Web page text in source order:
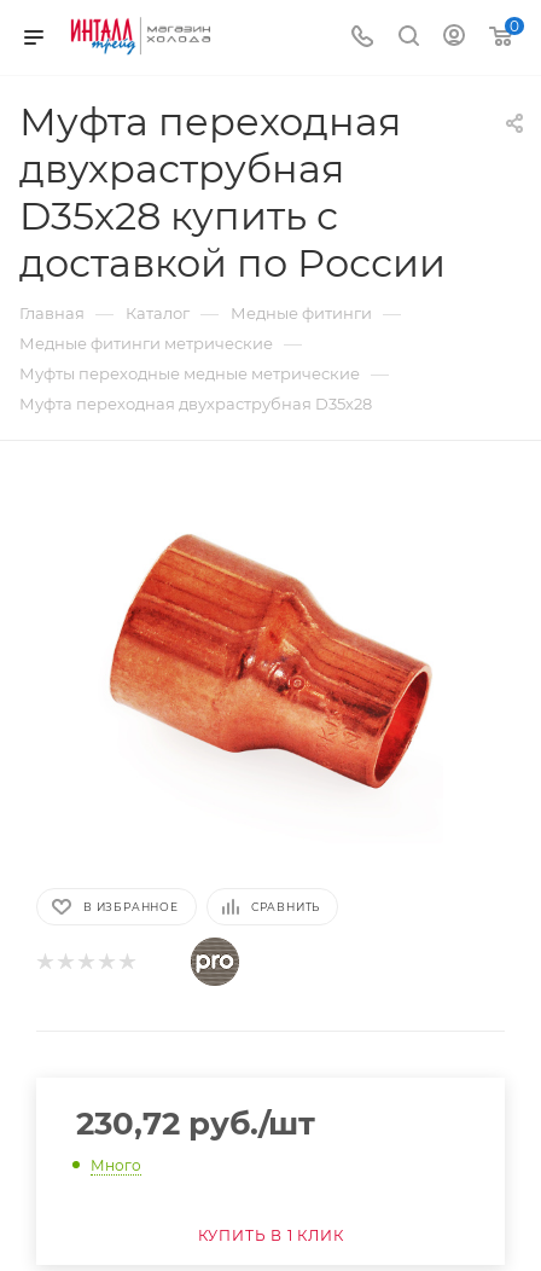
0
Муфта переходная
двухраструбная
D35х28 купить с
доставкой по России
Главная — Каталог — Медные фитинги —
Медные фитинги метрические —
Муфты переходные медные метрические —
Муфта переходная двухраструбная D35х28
В ИЗБРАННОЕ СРАВНИТЬ
230,72 руб./шт
Много
КУПИТЬ В 1 КЛИК